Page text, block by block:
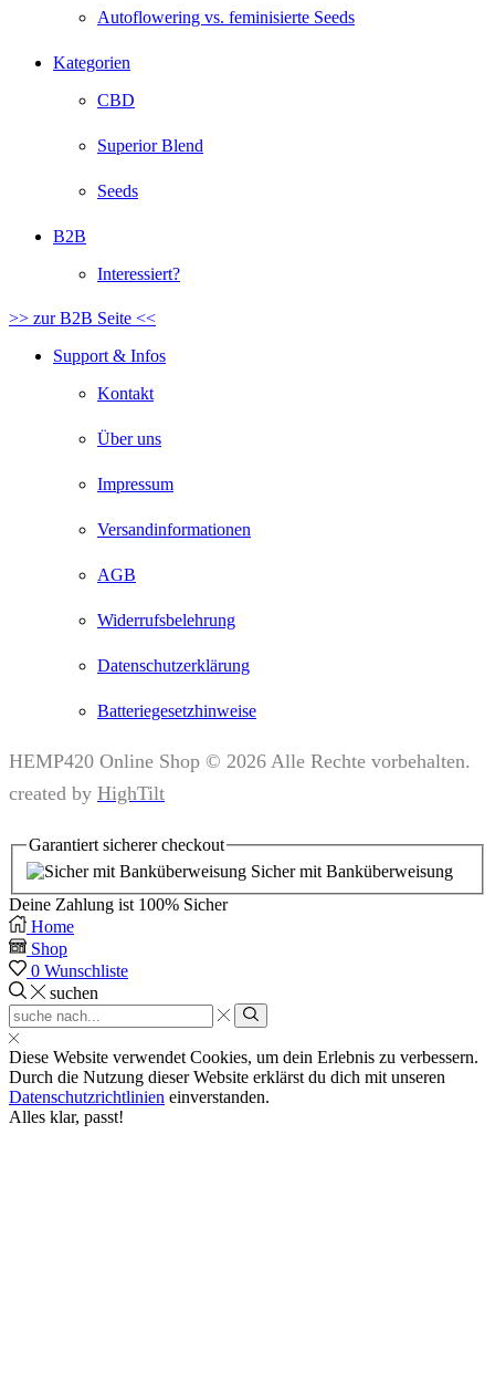
Autoflowering vs. feminisierte Seeds
Kategorien
CBD
Superior Blend
Seeds
B2B
Interessiert?
>> zur B2B Seite <<
Support & Infos
Kontakt
Über uns
Impressum
Versandinformationen
AGB
Widerrufsbelehrung
Datenschutzerklärung
Batteriegesetzhinweise
HEMP420 Online Shop © 2026 Alle Rechte vorbehalten.
created by HighTilt
Garantiert sicherercheckout
Sicher mit Banküberweisung
Deine Zahlung ist 100% Sicher
Home
Shop
0 Wunschliste
suchen
Search
input
suchen
Diese Website verwendet Cookies, um dein Erlebnis zu verbessern.
Durch die Nutzung dieser Website erklärst du dich mit unseren
Datenschutzrichtlinien einverstanden.
Alles klar, passt!